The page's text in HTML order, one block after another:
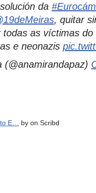
da
, quitar
todas as víctimas
e neonazis
E… by on Scribd